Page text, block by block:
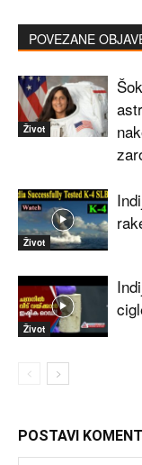
POVEZANE
Život
Život
Život
POSTAVI